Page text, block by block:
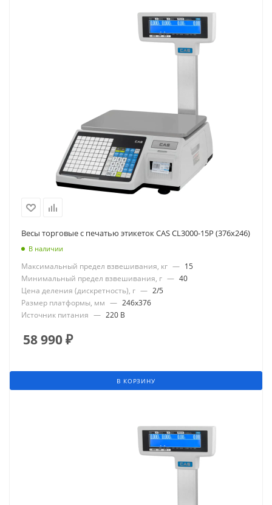
Весы торговые с печатью этикеток CAS CL3000-15P (376x246)
В наличии
Максимальный предел взвешивания, кг — 15
Минимальный предел взвешивания, г — 40
Цена деления (дискретность), г — 2/5
Размер платформы, мм — 246x376
Источник питания — 220 В
58 990₽
В КОРЗИНУ